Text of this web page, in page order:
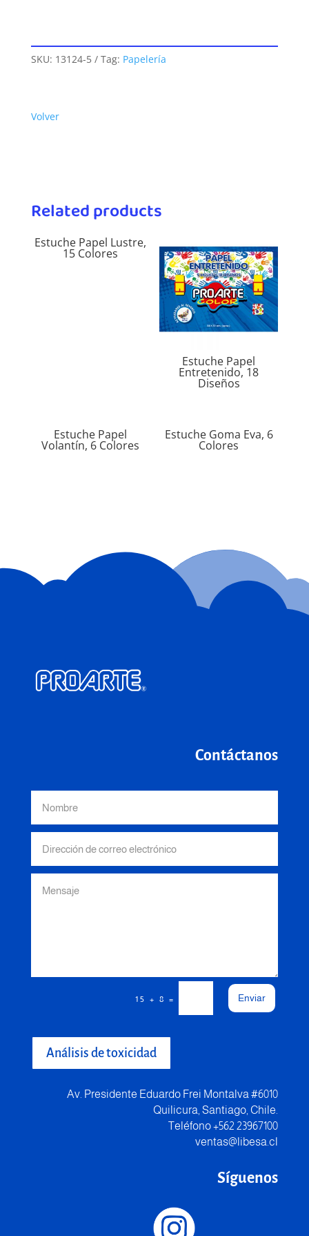
SKU: 13124-5 Tag: Papelería
Volver
Related products
Estuche Papel Lustre,
15 Colores
Estuche Papel
Entretenido, 18
Diseños
Estuche Papel
Volantín, 6 Colores
Estuche Goma Eva, 6
Colores
Contáctanos
15 + 8 = Enviar
Análisis de toxicidad
Av. Presidente Eduardo Frei Montalva #6010
Quilicura, Santiago, Chile.
Teléfono +562 23967100
ventas@libesa.cl
Síguenos